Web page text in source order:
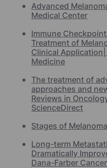
Advanced
Medical Center
Immune
Treatment of
Clinical
Medicine
The treatment of
approaches and
Reviews in
ScienceDirect
Stages of
Long-term
Dramatically
Dana-Farber